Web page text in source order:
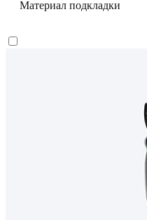
Материал подкладки